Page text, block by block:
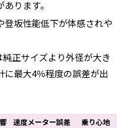
ります。
坂性能低下が体感されや
正サイズより外径が大き
に最大4％程度の誤差が出
速度メーター誤差
乗り心地